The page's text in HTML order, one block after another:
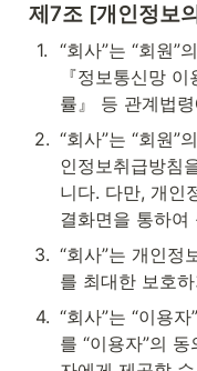
제7조 [개인정보
1. “회사”는 “회원”
『정보통신망
률』 등 관계법
2. “회사”는 “회원”
인정보취급방침
니다. 다만, 개인
결화면을 통하여
3. “회사”는 개인정
를 최대한 보호
4. “회사”는 “이용
를 “이용자”의